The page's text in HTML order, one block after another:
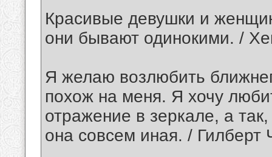
Красивые девушки и
они бывают одинокими. /
Я желаю возлюбить
похож на меня. Я хочу
отражение в зеркале, а
она совсем иная. / Гилберт